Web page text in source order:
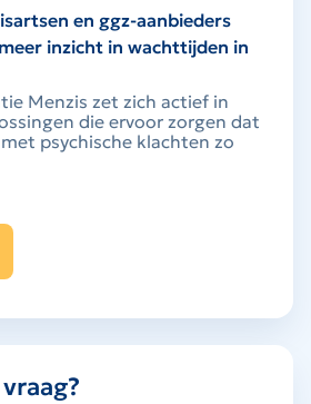
en ggz-aanbieders
inzicht in wachttijden in
Menzis zet zich actief in
die ervoor zorgen dat
psychische klachten zo